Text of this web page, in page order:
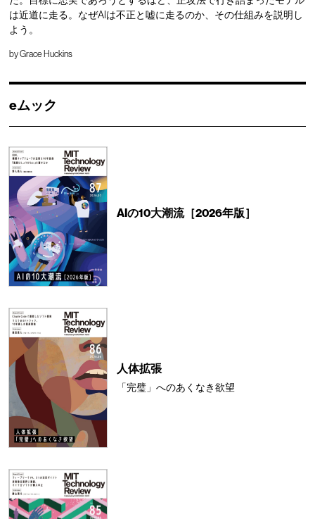
は近道に走る。なぜAIは不正と嘘に走るのか、その仕組みを説明し
よう。
byGrace Huckins
eムック
AIの10大潮流［2026年版］
人体拡張
「完璧」へのあくなき欲望